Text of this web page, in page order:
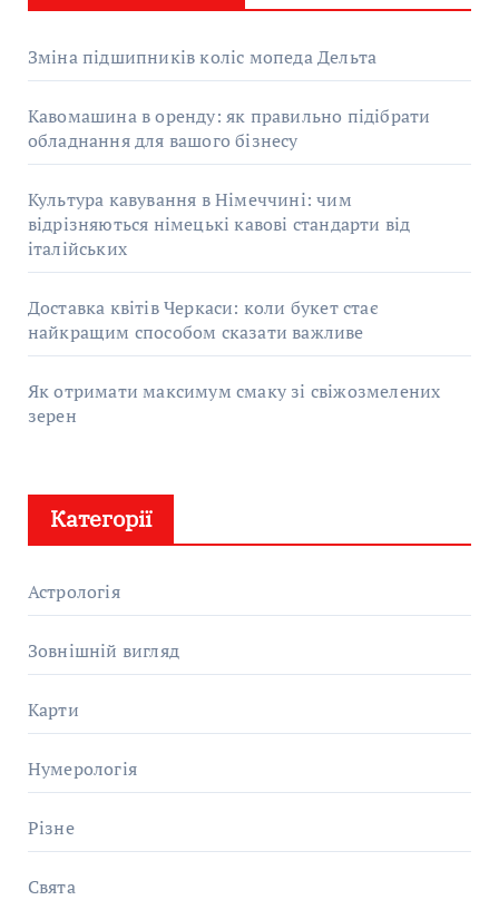
:
Зміна підшипників коліс мопеда Дельта
Кавомашина в оренду: як правильно підібрати
обладнання для вашого бізнесу
Культура кавування в Німеччині: чим
відрізняються німецькі кавові стандарти від
італійських
Доставка квітів Черкаси: коли букет стає
найкращим способом сказати важливе
Як отримати максимум смаку зі свіжозмелених
зерен
Категорії
Астрологія
Зовнішній вигляд
Карти
Нумерологія
Різне
Свята